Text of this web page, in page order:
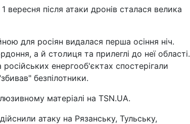
після атаки дронів сталася велика
для росіян видалася перша осіння ніч.
а й столиця та прилеглі до неї області.
енергооб'єктах спостерігали
безпілотники.
матеріалі на TSN.UA.
атаку на Рязанську, Тульську,